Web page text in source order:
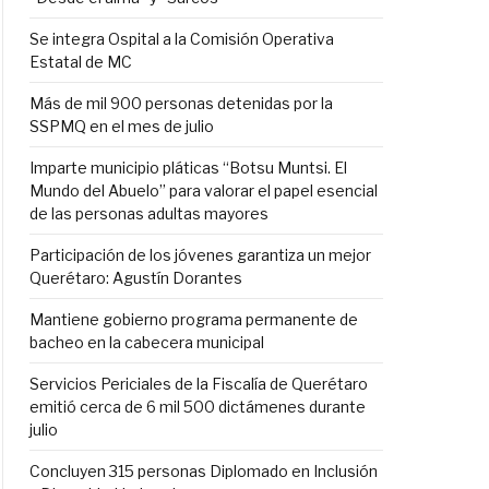
Se integra Ospital a la Comisión Operativa
Estatal de MC
Más de mil 900 personas detenidas por la
SSPMQ en el mes de julio
Imparte municipio pláticas “Botsu Muntsi. El
Mundo del Abuelo” para valorar el papel esencial
de las personas adultas mayores
Participación de los jóvenes garantiza un mejor
Querétaro: Agustín Dorantes
Mantiene gobierno programa permanente de
bacheo en la cabecera municipal
Servicios Periciales de la Fiscalía de Querétaro
emitió cerca de 6 mil 500 dictámenes durante
julio
Concluyen 315 personas Diplomado en Inclusión